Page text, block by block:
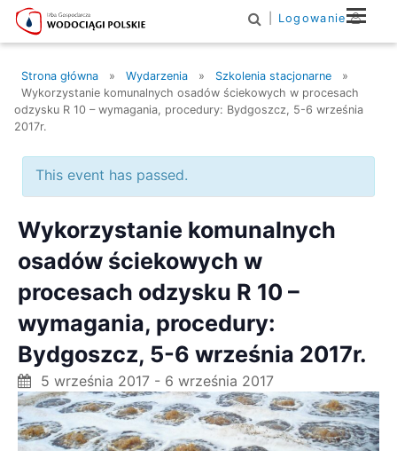
Main Navigation
Logowanie
Strona główna » Wydarzenia » Szkolenia stacjonarne
»
Wykorzystanie komunalnych osadów ściekowych w procesach
odzysku R 10 – wymagania, procedury: Bydgoszcz, 5-6 września
2017r.
This event has passed.
Wykorzystanie komunalnych
osadów ściekowych w
procesach odzysku R 10 –
wymagania, procedury:
Bydgoszcz, 5-6 września 2017r.
5 września 2017- 6 września 2017